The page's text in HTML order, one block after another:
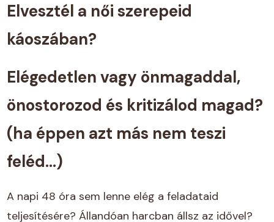
Elvesztél a női szerepeid
káoszában?
Elégedetlen vagy önmagaddal,
önostorozod és kritizálod magad?
(ha éppen azt más nem teszi
feléd...)
A napi 48 óra sem lenne elég a feladataid
teljesítésére? Állandóan harcban állsz az idővel?